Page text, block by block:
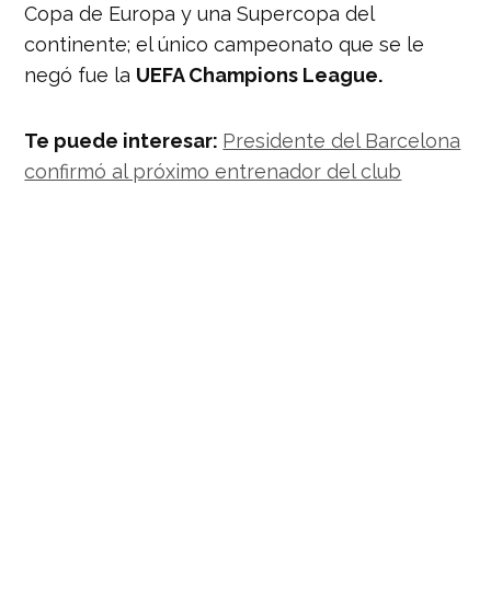
Copa de Europa y una Supercopa del
continente; el único campeonato que se le
negó fue la UEFA Champions League.
Te puede interesar: Presidente del Barcelona
confirmó al próximo entrenador del club